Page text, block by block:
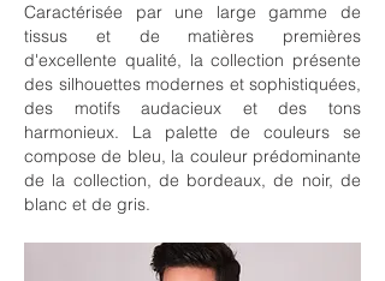
Caractérisée par une large gamme de
tissus et de matières premières
d'excellente qualité, la collection présente
des silhouettes modernes et sophistiquées,
des motifs audacieux et des tons
harmonieux. La palette de couleurs se
compose de bleu, la couleur prédominante
de la collection, de bordeaux, de noir, de
blanc et de gris.